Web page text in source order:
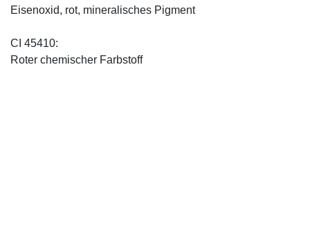
Eisenoxid, rot, mineralisches Pigment
CI 45410:
Roter chemischer Farbstoff